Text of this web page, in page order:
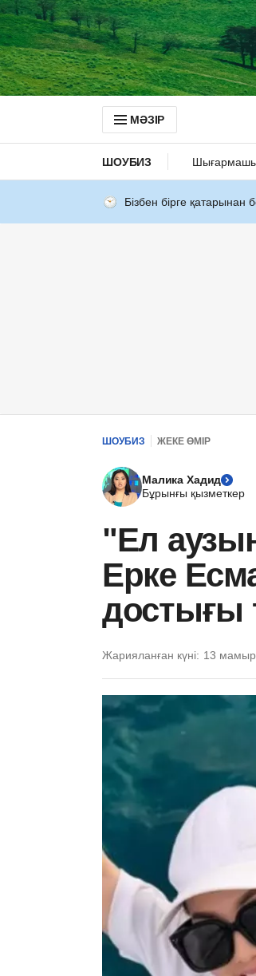
МӘЗІР
ШОУБИЗ
Бізбен бірге қатарынан
ШОУБИЗ ЖЕКЕ ӨМІР
Малика Хадид
Бұрынғы қызметкер
"Ел
Ерке
достығы
Жарияланған күні: 13